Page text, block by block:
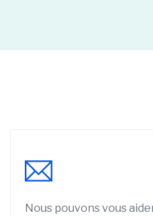
Nous pouvons vous